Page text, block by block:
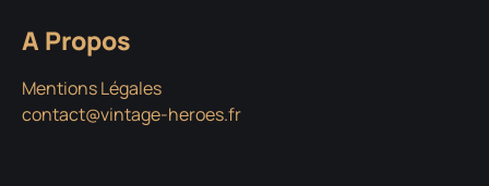
A Propos
Mentions Légales
contact@vintage-heroes.fr